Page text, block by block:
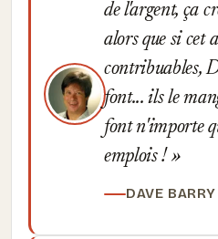
de l'argent, ça
alors que si cet
contribuables,
font... ils le
font n'importe
emplois !
DAVE BARRY